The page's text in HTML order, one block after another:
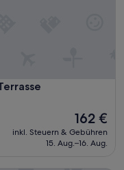
Der
Preis
beträgt
162 €
inkl. Steuern & Gebühren
15. Aug.–16. Aug.